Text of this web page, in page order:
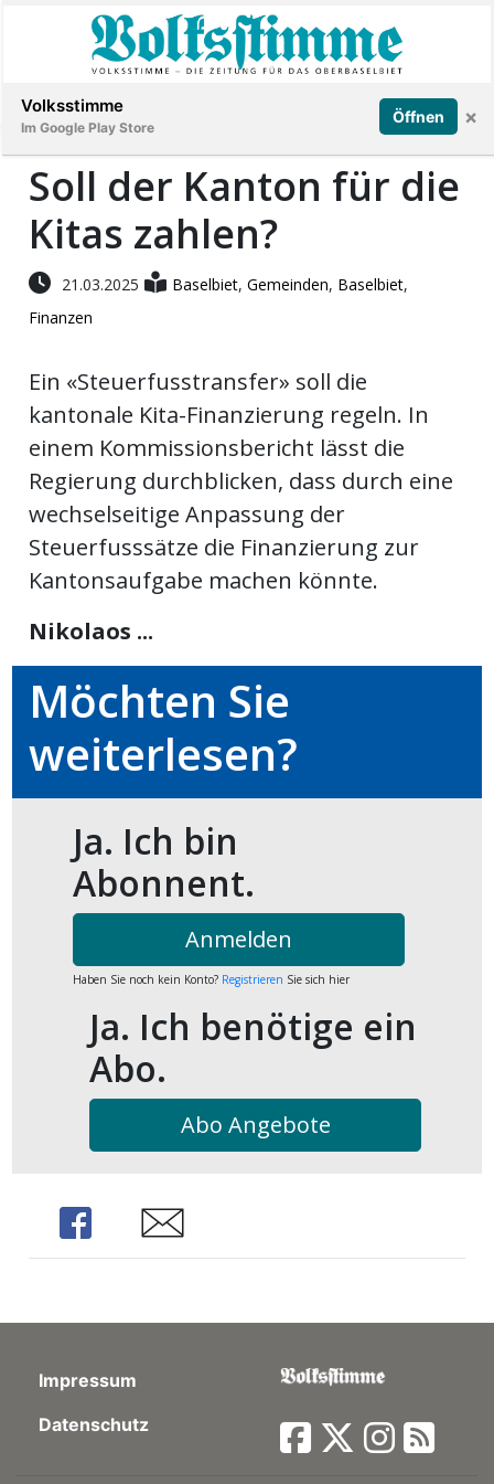
Immobilien
Veranstaltungen
E-
App
Fussball
Abonnieren Anmelden
Soll der Kanton für die
Kitas zahlen?
21.03.2025 Baselbiet,Gemeinden, Baselbiet,
Finanzen
Ein «Steuerfusstransfer» soll die
kantonale Kita-Finanzierung regeln. In
einem Kommissionsbericht lässt die
Regierung durchblicken, dass durch eine
wechselseitige Anpassung der
Steuerfusssätze die Finanzierung zur
Kantonsaufgabe machen könnte.
Nikolaos ...
Möchten Sie
weiterlesen?
Ja. Ich bin
Abonnent.
Anmelden
Haben Sie noch kein Konto? Registrieren Sie sich hier
Ja. Ich benötige ein
Abo.
Abo Angebote
Share Share
Impressum
Datenschutz
Volksstimme
Im Google Play Store
Öffnen ×